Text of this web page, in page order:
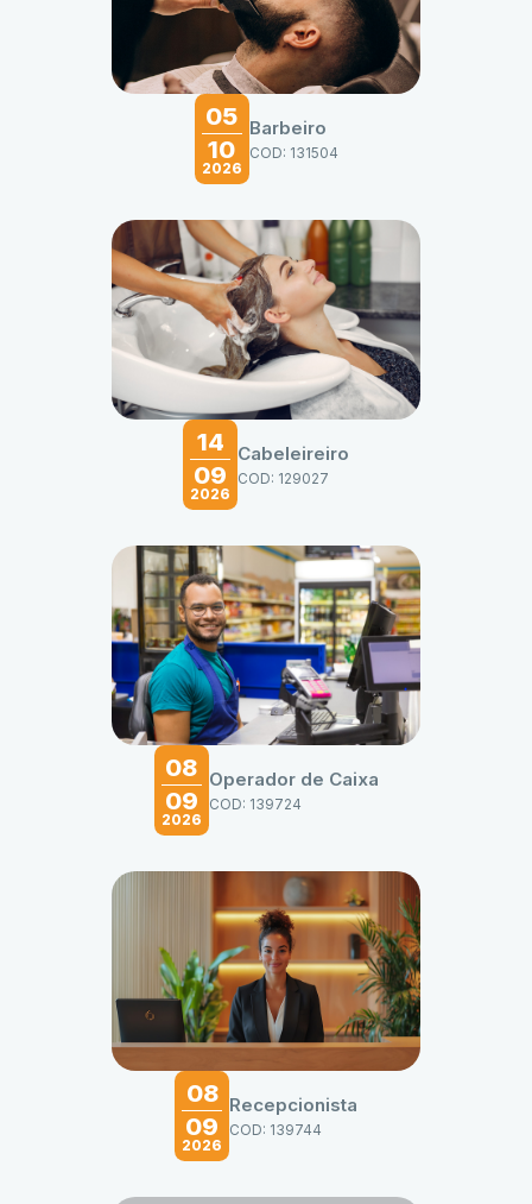
05
10
2026
Barbeiro
COD: 131504
14
09
2026
Cabeleireiro
COD: 129027
08
09
2026
Operador de Caixa
COD: 139724
08
09
2026
Recepcionista
COD: 139744